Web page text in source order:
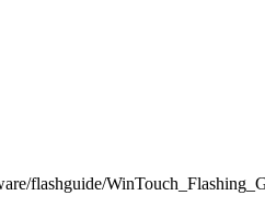
flashguide/